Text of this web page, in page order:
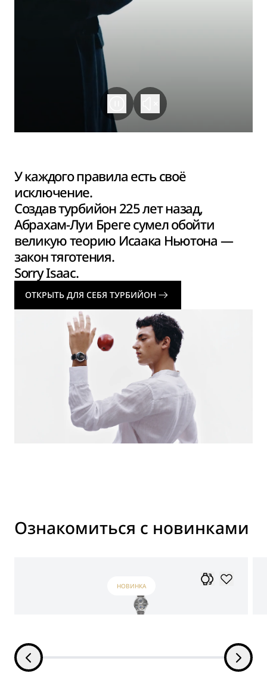
У каждого правила есть своё
исключение.
Создав турбийон 225 лет назад,
Абрахам-Луи Бреге сумел обойти
великую теорию Исаака Ньютона —
закон тяготения.
Sorry Isaac.
ОТКРЫТЬ ДЛЯ СЕБЯ ТУРБИЙОН
Ознакомиться с новинками
НОВИНКА